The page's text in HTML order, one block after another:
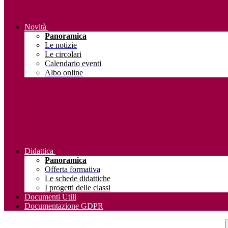
Novità
Panoramica
Le notizie
Le circolari
Calendario eventi
Albo online
Didattica
Panoramica
Offerta formativa
Le schede didattiche
I progetti delle classi
Documenti Utili
Documentazione GDPR